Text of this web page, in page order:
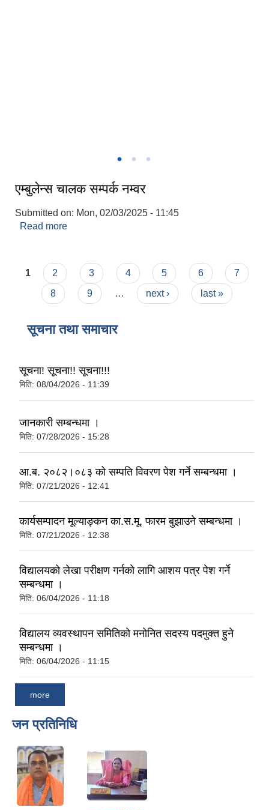
एम्बुलेन्स चालक सम्पर्क नम्वर
Submitted on: Mon, 02/03/2025 - 11:45
Read more
Pages
1 2 3 4 5 6
7
8
9 … next › last »
सूचना तथा समाचार
सूचना! सूचना!! सूचना!!!
मिति: 08/04/2026 - 11:39
जानकारी सम्बन्धमा ।
मिति: 07/28/2026 - 15:28
आ.ब. २०८२।०८३ को सम्पति विवरण पेश गर्ने सम्बन्धमा ।
मिति: 07/21/2026 - 12:41
कार्यसम्पादन मूल्याङ्कन का.स.मू. फारम बुझाउने सम्बन्धमा ।
मिति: 07/21/2026 - 12:38
विद्यालयको लेखा परीक्षण गर्नको लागि आशय पत्र पेश गर्ने
सम्बन्धमा ।
मिति: 06/04/2026 - 11:18
विद्यालय व्यवस्थापन समितिको मनोनित सदस्य पदमुक्त हुने
सम्बन्धमा ।
मिति: 06/04/2026 - 11:15
more
जन प्रतिनिधि